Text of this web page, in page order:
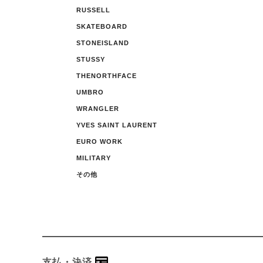
RUSSELL
SKATEBOARD
STONEISLAND
STUSSY
THENORTHFACE
UMBRO
WRANGLER
YVES SAINT LAURENT
EURO WORK
MILITARY
その他